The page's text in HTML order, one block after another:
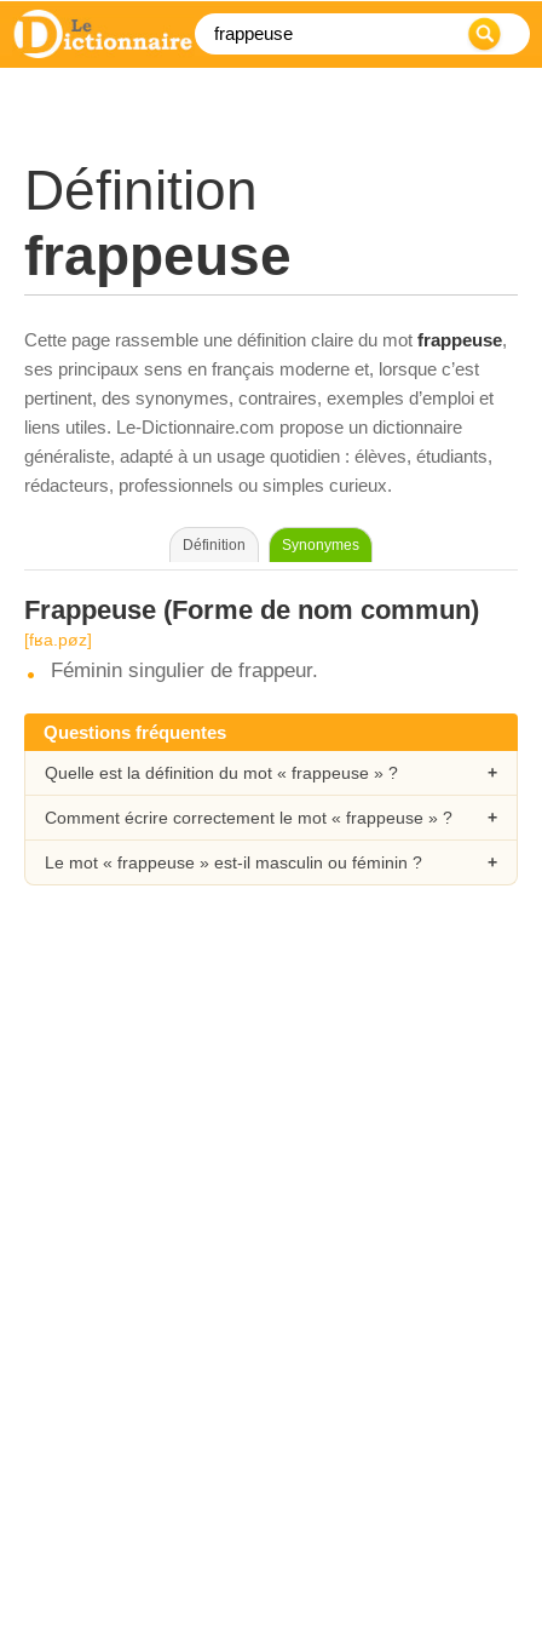
Définition
frappeuse
Cette page rassemble une définition claire du mot frappeuse,
ses principaux sens en français moderne et, lorsque c’est
pertinent, des synonymes, contraires, exemples d’emploi et
liens utiles. Le-Dictionnaire.com propose un dictionnaire
généraliste, adapté à un usage quotidien : élèves, étudiants,
rédacteurs, professionnels ou simples curieux.
Définition Synonymes
Frappeuse (Forme de nom commun)
[fʁa.pøz]
Féminin singulier de frappeur.
Questions fréquentes
Quelle est la définition du mot « frappeuse » ?
Comment écrire correctement le mot « frappeuse » ?
Le mot « frappeuse » est-il masculin ou féminin ?